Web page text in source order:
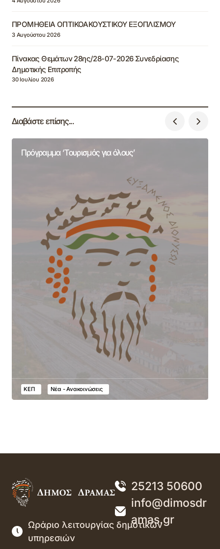
ΠΡΟΜΗΘΕΙΑ ΟΠΤΙΚΟΑΚΟΥΣΤΙΚΟΥ ΕΞΟΠΛΙΣΜΟΥ
3 Αυγούστου 2026
Πίνακας Θεμάτων 28ης/28-07-2026 Συνεδρίασης
Δημοτικής Επιτροπής
30 Ιουλίου 2026
Διαβάστε επίσης...
Πρόγραμμα ‘Τουρισμός για όλους’
ΚΕΠ Νέα - Ανακοινώσεις
25213 50600
info@dimosdr
amas.gr
Ωράριο λειτουργίας δημοτικών
υπηρεσιών